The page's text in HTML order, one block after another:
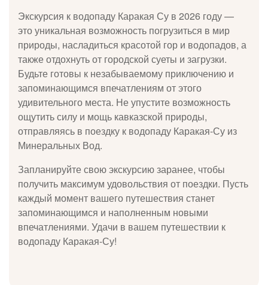
Экскурсия к водопаду Каракая Су в 2026 году —
это уникальная возможность погрузиться в мир
природы, насладиться красотой гор и водопадов, а
также отдохнуть от городской суеты и загрузки.
Будьте готовы к незабываемому приключению и
запоминающимся впечатлениям от этого
удивительного места. Не упустите возможность
ощутить силу и мощь кавказской природы,
отправляясь в поездку к водопаду Каракая-Су из
Минеральных Вод.
Запланируйте свою экскурсию заранее, чтобы
получить максимум удовольствия от поездки. Пусть
каждый момент вашего путешествия станет
запоминающимся и наполненным новыми
впечатлениями. Удачи в вашем путешествии к
водопаду Каракая-Су!